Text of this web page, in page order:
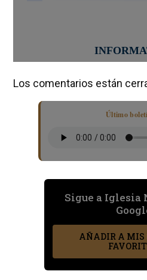
Los comentarios están
Último
Sigue a Iglesia
AÑADIR A MIS